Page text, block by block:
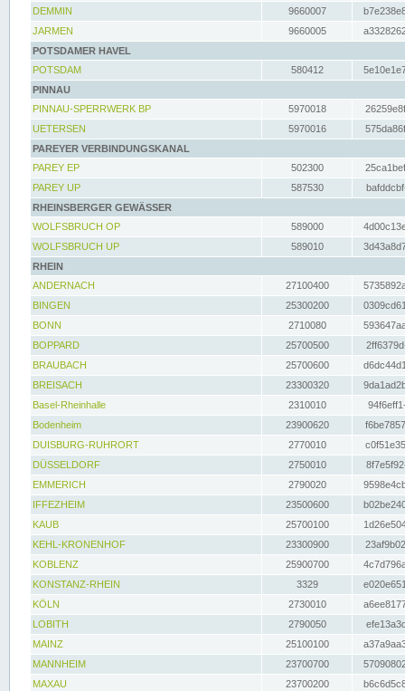
DEMMIN
9660007
JARMEN
9660005
POTSDAMER HAVEL
POTSDAM
580412
PINNAU
PINNAU-SPERRWERK BP
5970018
UETERSEN
5970016
PAREYER VERBINDUNGSKANAL
PAREY EP
502300
PAREY UP
587530
RHEINSBERGER GEWÄSSER
WOLFSBRUCH OP
589000
WOLFSBRUCH UP
589010
RHEIN
ANDERNACH
27100400
BINGEN
25300200
BONN
2710080
BOPPARD
25700500
BRAUBACH
25700600
BREISACH
23300320
Basel-Rheinhalle
2310010
Bodenheim
23900620
DUISBURG-RUHRORT
2770010
DÜSSELDORF
2750010
EMMERICH
2790020
IFFEZHEIM
23500600
KAUB
25700100
KEHL-KRONENHOF
23300900
KOBLENZ
25900700
KONSTANZ-RHEIN
3329
KÖLN
2730010
LOBITH
2790050
MAINZ
25100100
MANNHEIM
23700700
MAXAU
23700200